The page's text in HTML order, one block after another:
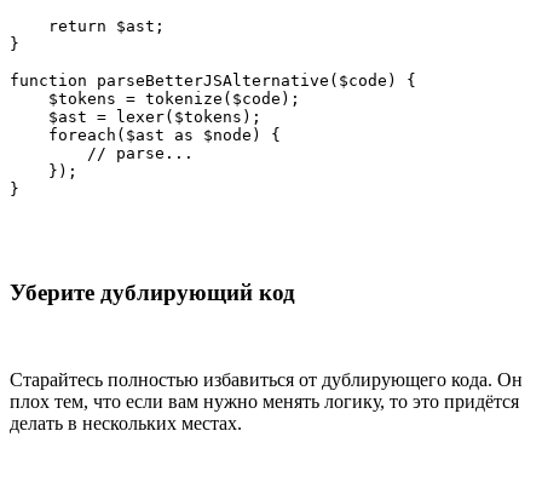
    return $ast;
}
function parseBetterJSAlternative($code) {
    $tokens = tokenize($code);
    $ast = lexer($tokens);
    foreach($ast as $node) {
        // parse...
    });
}
Уберите дублирующий код
Старайтесь полностью избавиться от дублирующего кода. Он
плох тем, что если вам нужно менять логику, то это придётся
делать в нескольких местах.